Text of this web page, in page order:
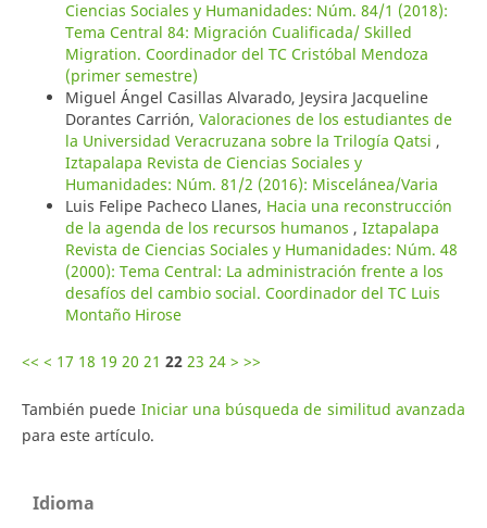
Ciencias Sociales y Humanidades: Núm. 84/1 (2018):
Tema Central 84: Migración Cualificada/ Skilled
Migration. Coordinador del TC Cristóbal Mendoza
(primer semestre)
Miguel Ángel Casillas Alvarado, Jeysira Jacqueline
Dorantes Carrión, Valoraciones de los estudiantes de
la Universidad Veracruzana sobre la Trilogía Qatsi ,
Iztapalapa Revista de Ciencias Sociales y
Humanidades: Núm. 81/2 (2016): Miscelánea/Varia
Luis Felipe Pacheco Llanes, Hacia una reconstrucción
de la agenda de los recursos humanos , Iztapalapa
Revista de Ciencias Sociales y Humanidades: Núm. 48
(2000): Tema Central: La administración frente a los
desafíos del cambio social. Coordinador del TC Luis
Montaño Hirose
<< < 17 18 19 20 21 22 23 24 > >>
También puede Iniciar una búsqueda de similitud avanzada
para este artículo.
Idioma